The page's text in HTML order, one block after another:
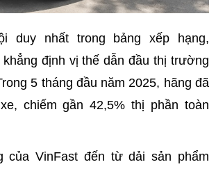
duy nhất trong bảng xếp hạng,
khẳng định vị thế dẫn đầu thị trường
5 tháng đầu năm 2025, hãng đã
chiếm gần 42,5% thị phần toàn
của VinFast đến từ dải sản phẩm